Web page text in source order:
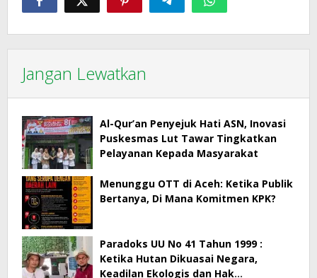
Jangan Lewatkan
Al-Qur’an Penyejuk Hati ASN, Inovasi
Puskesmas Lut Tawar Tingkatkan
Pelayanan Kepada Masyarakat
Menunggu OTT di Aceh: Ketika Publik
Bertanya, Di Mana Komitmen KPK?
Paradoks UU No 41 Tahun 1999 :
Ketika Hutan Dikuasai Negara,
Keadilan Ekologis dan Hak